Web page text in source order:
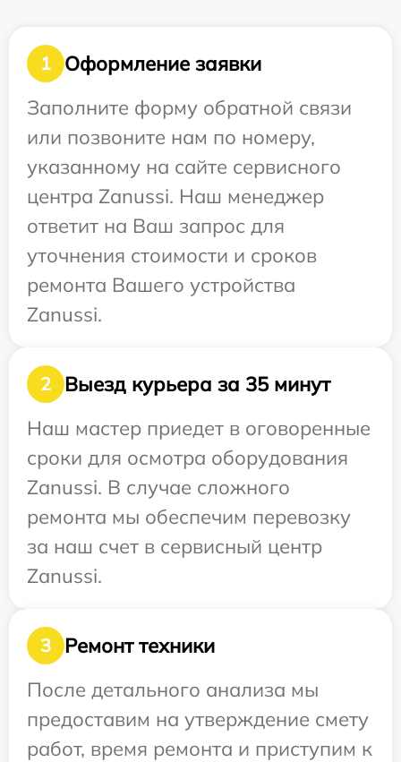
1
Оформление заявки
Заполните форму обратной связи
или позвоните нам по номеру,
указанному на сайте сервисного
центра Zanussi. Наш менеджер
ответит на Ваш запрос для
уточнения стоимости и сроков
ремонта Вашего устройства
Zanussi.
2
Выезд курьера за 35 минут
Наш мастер приедет в оговоренные
сроки для осмотра оборудования
Zanussi. В случае сложного
ремонта мы обеспечим перевозку
за наш счет в сервисный центр
Zanussi.
3
Ремонт техники
После детального анализа мы
предоставим на утверждение смету
работ, время ремонта и приступим к